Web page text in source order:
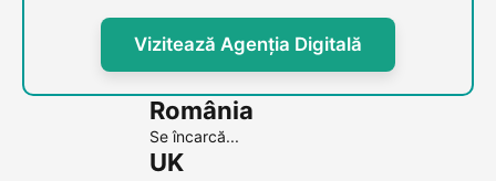
Vizitează Agenția Digitală
România
Se încarcă...
UK